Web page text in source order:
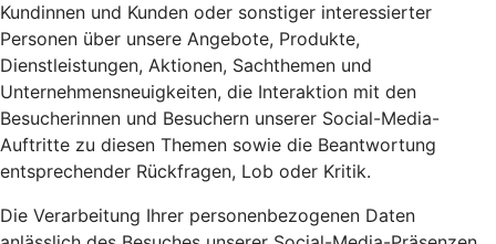
Kundinnen und Kunden oder sonstiger interessierter
Personen über unsere Angebote, Produkte,
Dienstleistungen, Aktionen, Sachthemen und
Unternehmensneuigkeiten, die Interaktion mit den
Besucherinnen und Besuchern unserer Social-Media-
Auftritte zu diesen Themen sowie die Beantwortung
entsprechender Rückfragen, Lob oder Kritik.
Die Verarbeitung Ihrer personenbezogenen Daten